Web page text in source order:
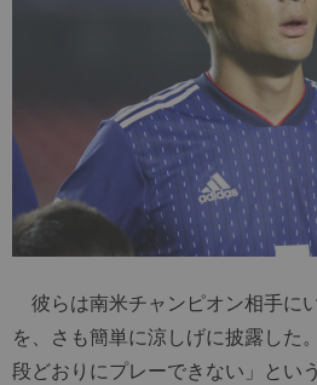
彼らは南米チャンピオン相手に
を、さも簡単に涼しげに披露した
段どおりにプレーできない」とい